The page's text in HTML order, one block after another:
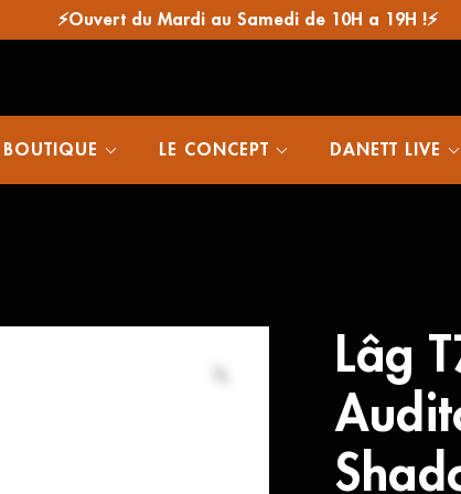
⚡Ouvert du Mardi au Samedi de 10H a 19H !⚡
LE CONCEPT DANETT LIVE
Lâg